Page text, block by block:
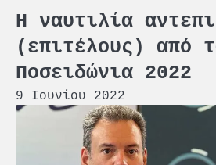
Η ναυτιλία
(επιτέλους) από
Ποσειδώνια 2022
9 Ιουνίου 2022